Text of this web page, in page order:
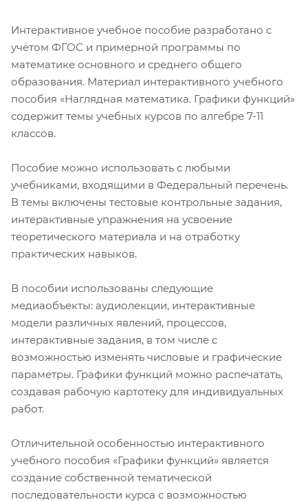
Интерактивное учебное пособие разработано с
учётом ФГОС и примерной программы по
математике основного и среднего общего
образования. Материал интерактивного учебного
пособия «Наглядная математика. Графики функций»
содержит темы учебных курсов по алгебре 7-11
классов.
Пособие можно использовать с любыми
учебниками, входящими в Федеральный перечень.
В темы включены тестовые контрольные задания,
интерактивные упражнения на усвоение
теоретического материала и на отработку
практических навыков.
В пособии использованы следующие
медиаобъекты: аудиолекции, интерактивные
модели различных явлений, процессов,
интерактивные задания, в том числе с
возможностью изменять числовые и графические
параметры. Графики функций можно распечатать,
создавая рабочую картотеку для индивидуальных
работ.
Отличительной особенностью интерактивного
учебного пособия «Графики функций» является
создание собственной тематической
последовательности курса с возможностью